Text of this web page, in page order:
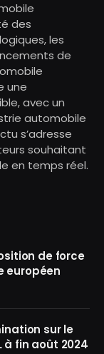
des
les
de
une
avec un
automobile
s’adresse
souhaitant
en temps réel.
de force
européen
sur le
à fin août 2024